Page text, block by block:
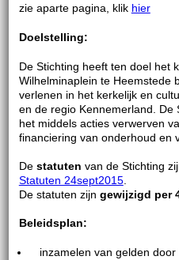
zie aparte pagina, klik hier
Doelstelling:
De Stichting heeft ten doel het
Wilhelminaplein te Heemstede
verlenen in het kerkelijk en
en de regio Kennemerland. De
het middels acties verwerven
financiering van onderhoud en
De statuten van de Stichting
Statuten 24sept2015.
De statuten zijn gewijzigd per
Beleidsplan:
inzamelen van gelden